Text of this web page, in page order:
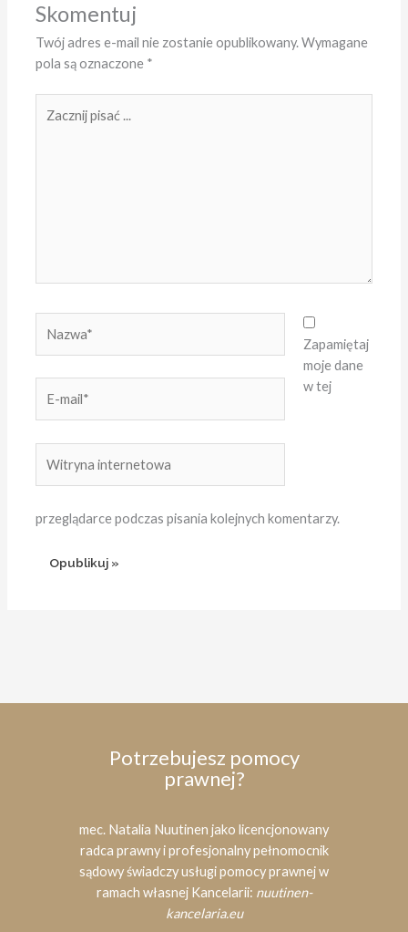
Skomentuj
Twój adres e-mail nie zostanie opublikowany.Wymagane
pola są oznaczone *
pisać
mail*
internetowa
Zapamiętaj
moje dane
w tej
przeglądarce podczas pisania kolejnych komentarzy.
Potrzebujesz pomocy
prawnej?
mec. Natalia Nuutinen jako licencjonowany
radca prawny i profesjonalny pełnomocnik
sądowy świadczy usługi pomocy prawnej w
ramach własnej Kancelarii: nuutinen-
kancelaria.eu